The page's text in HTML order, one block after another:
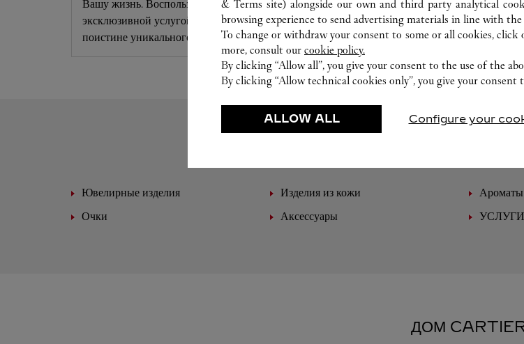
Вашу жизнь. Воспользовавшись этой
эксклюзивной услугой, Вы станете создателем
поистине уникального шедевра.
сервисного обслуживания на
возможно.
Ювелирные изделия Изделия из кожи Ароматы
Очки
Аксессуары
ДОМ
& Terms site) alongside our own and third party analytical
browsing experience to send advertising materials in line with
To change or withdraw your consent to some or all cookies, click
more, consult our cookie policy.
By clicking “Allow all”, you give your consent to the use of the
By clicking “Allow technical cookies only”, you give your consent
ALLOW ALL Configure your